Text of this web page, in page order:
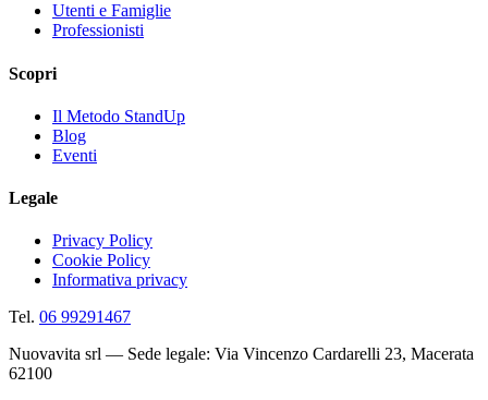
Utenti e Famiglie
Professionisti
Scopri
Il Metodo StandUp
Blog
Eventi
Legale
Privacy Policy
Cookie Policy
Informativa privacy
Tel. 06 99291467
Nuovavita srl — Sede legale: Via Vincenzo Cardarelli 23, Macerata
62100